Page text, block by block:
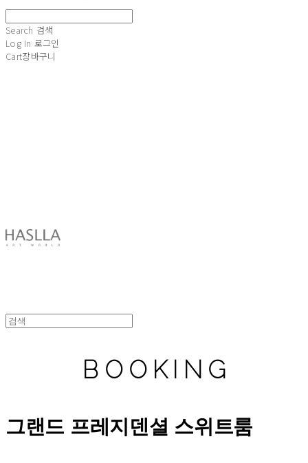
Search 검색
Log In 로그인
Cart장바구니
B O O K I N G
그랜드 프레지덴셜 스위트룸